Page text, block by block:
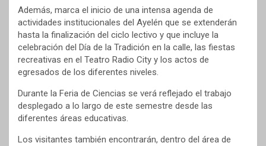
Además, marca el inicio de una intensa agenda de
actividades institucionales del Ayelén que se extenderán
hasta la finalización del ciclo lectivo y que incluye la
celebración del Día de la Tradición en la calle, las fiestas
recreativas en el Teatro Radio City y los actos de
egresados de los diferentes niveles.
Durante la Feria de Ciencias se verá reflejado el trabajo
desplegado a lo largo de este semestre desde las
diferentes áreas educativas.
Los visitantes también encontrarán, dentro del área de